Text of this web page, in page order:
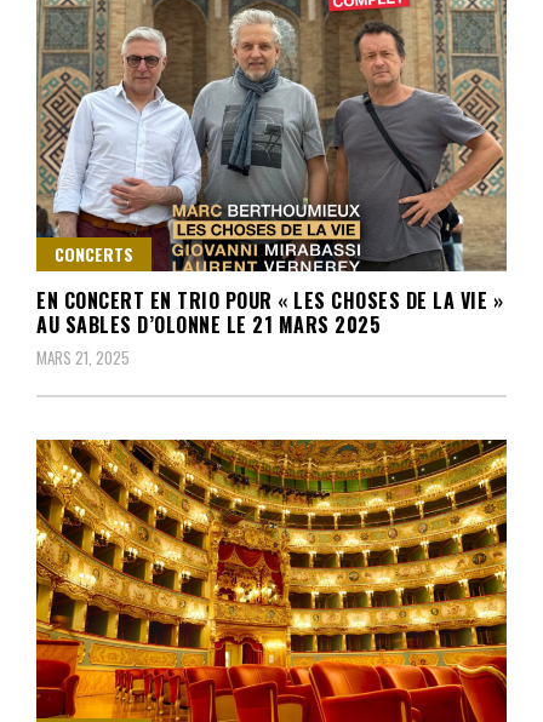
CONCERTS
EN CONCERT EN TRIO POUR « LES CHOSES DE LA VIE »
AU SABLES D’OLONNE LE 21 MARS 2025
MARS 21, 2025